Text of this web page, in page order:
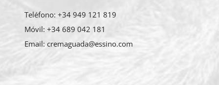
Teléfono: +34 949 121 819
Móvil: +34 689 042 181
Email: cremaguada@essino.com